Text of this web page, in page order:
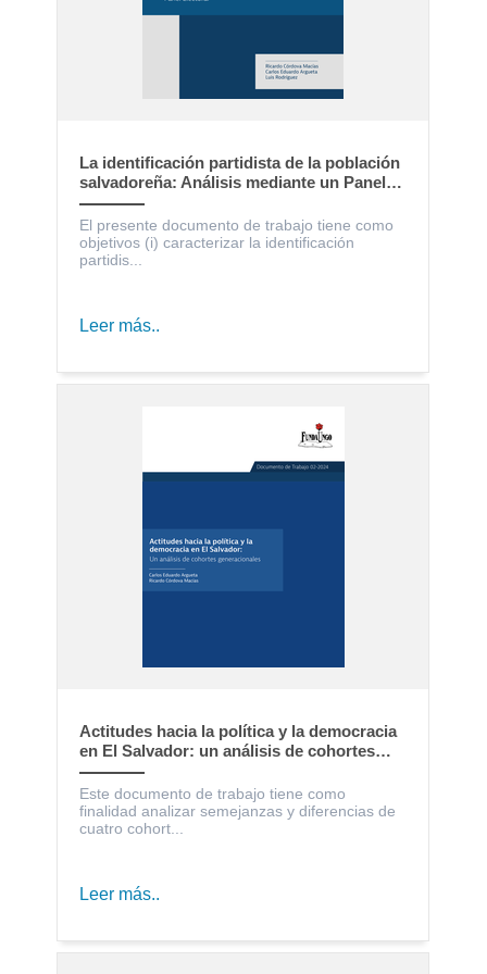
La identificación partidista de la población
salvadoreña: Análisis mediante un Panel
Electoral
El presente documento de trabajo tiene como
objetivos (i) caracterizar la identificación
partidis...
Leer más..
Actitudes hacia la política y la democracia
en El Salvador: un análisis de cohortes
generacionales
Este documento de trabajo tiene como
finalidad analizar semejanzas y diferencias de
cuatro cohort...
Leer más..